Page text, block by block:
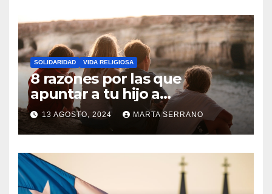
N
T
A
R
I
O
S
O
H
A
Y
SOLIDARIDAD VIDA RELIGIOSA
8 razones por las que
apuntar a tu hijo a
Catequesis
13 AGOSTO, 2024 MARTA SERRANO
N
O